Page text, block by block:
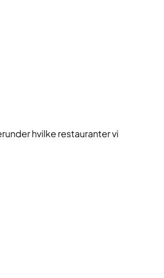
hvilke restauranter vi